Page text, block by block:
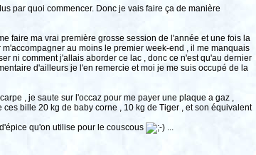
par quoi commencer. Donc je vais faire ça de manière
faire ma vrai première grosse session de l'année et une fois la
au moins le premier week-end , il me manquais
ni comment j'allais aborder ce lac , donc ce n'est qu'au dernier
d'ailleurs je l'en remercie et moi je me suis occupé de la
, je saute sur l'occaz pour me payer une plaque a gaz ,
bille 20 kg de baby corne , 10 kg de Tiger , et son équivalent
qu'on utilise pour le couscous
...